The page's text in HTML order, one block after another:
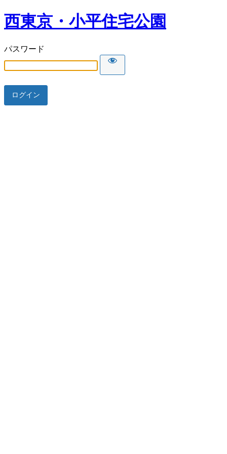
西東京・小平住宅公園
パスワード